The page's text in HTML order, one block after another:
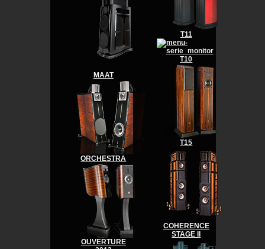
MAAT
ORCHESTRA
OUVERTURE
T11
T10
T15
COHERENCE
STAGE II